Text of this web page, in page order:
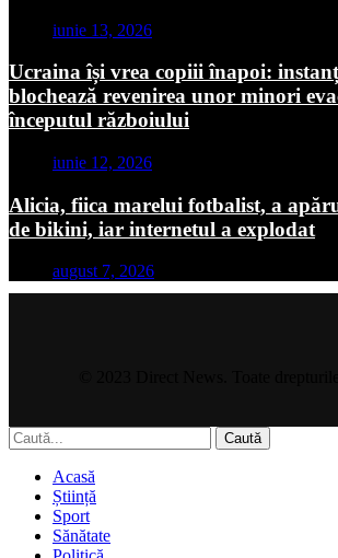
iunie 13, 2026
Ucraina își vrea copiii înapoi:
blochează revenirea unor minori
începutul războiului
iunie 12, 2026
Alicia, fiica marelui fotbalist, a
de bikini, iar internetul a explodat
august 7, 2026
Caută
Acasă
Știință
Sport
Sănătate